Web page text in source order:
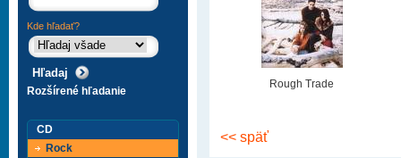
Rough Trade
<< späť
Kde hľadať?
Rozšírené hľadanie
CD
Rock